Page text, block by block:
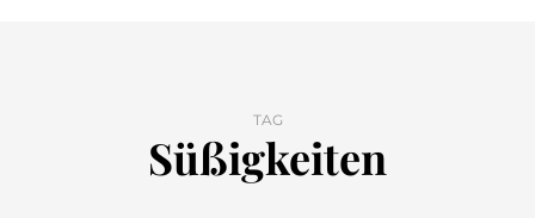
TAG
Süßigkeiten